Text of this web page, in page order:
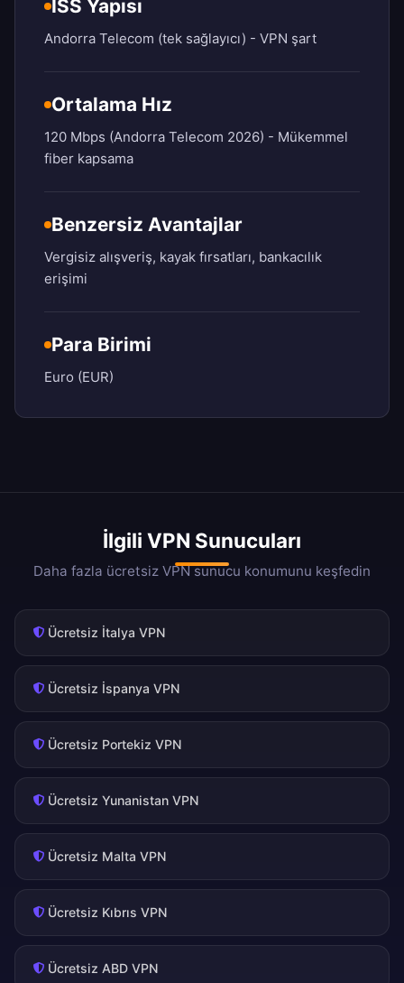
İSS Yapısı
Andorra Telecom (tek sağlayıcı) - VPN şart
Ortalama Hız
120 Mbps (Andorra Telecom 2026) - Mükemmel
fiber kapsama
Benzersiz Avantajlar
Vergisiz alışveriş, kayak fırsatları, bankacılık
erişimi
Para Birimi
Euro (EUR)
İlgili VPN Sunucuları
Daha fazla ücretsiz VPN sunucu konumunu keşfedin
Ücretsiz İtalya VPN
Ücretsiz İspanya VPN
Ücretsiz Portekiz VPN
Ücretsiz Yunanistan VPN
Ücretsiz Malta VPN
Ücretsiz Kıbrıs VPN
Ücretsiz ABD VPN